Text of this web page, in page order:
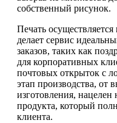
собственный рисунок.
Печать
делает сервис
заказов, таких как
для корпоративных
почтовых открыток с
этап производства, от
изготовления, нацелен
продукта, который
клиента.